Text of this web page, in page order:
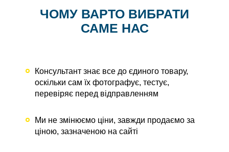
ЧОМУ ВАРТО ВИБРАТИ
САМЕ НАС
Консультант знає все до єдиного товару,
оскільки сам їх фотографує, тестує,
перевіряє перед відправленням
Ми не змінюємо ціни, завжди продаємо за
ціною, зазначеною на сайті